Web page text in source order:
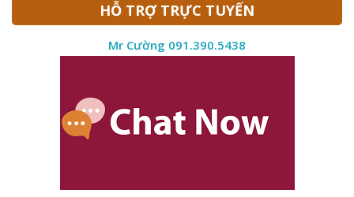
HỖ TRỢ TRỰC TUYẾN
Mr Cường 091.390.5438